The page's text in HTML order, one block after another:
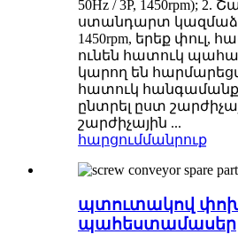
50Hz / 3P, 1450rpm); 2.
ստանդարտ
1450rpm, երեք փուլ,
ունեն հատուկ
կարող են
հատուկ
ընտրել ըստ
շարժիչային ...
հարցումմանրուք
պտուտակով
պահեստամասեր